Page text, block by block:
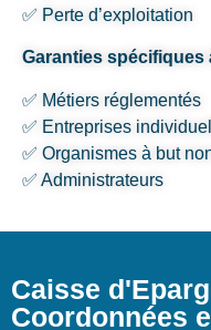
✅ Perte d’exploitation
Garanties spécifiques
✅ Métiers réglementés
✅ Entreprises
✅ Organismes à but
✅ Administrateurs
Caisse
Coordonnées